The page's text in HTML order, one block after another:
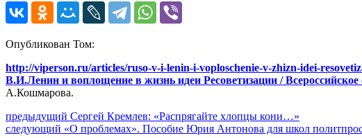
Опубликован Том:
http://viperson.ru/articles/ruso-v-i-lenin-i-voploschenie-v-zhizn-idei-
В.И.Ленин и воплощение в жизнь идеи Ресоветизации /
А.Кошмарова.
Навигация
предыдущий Предыдущий
пост:
Сергей Кремлев: «Распрягайте хлопцы кони…»
следующий Следующее
«О проблемах». Пособие Юрия Антонова для школ